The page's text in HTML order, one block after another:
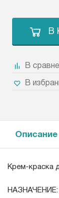
В
В
В
Описание
Крем-краска
НАЗНАЧЕНИЕ: